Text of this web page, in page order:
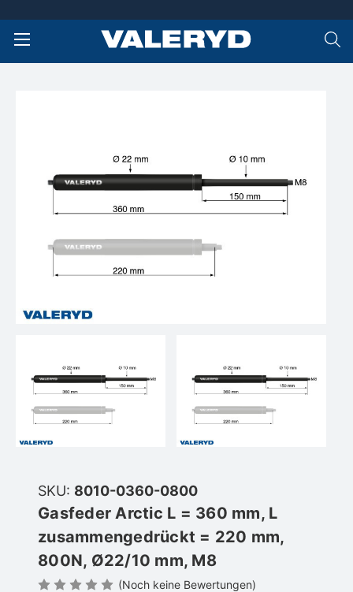
SKU: 8010-0360-0800
Gasfeder Arctic L = 360 mm, L
zusammengedrückt = 220 mm,
800N, Ø22/10 mm, M8
(Noch keine Bewertungen)